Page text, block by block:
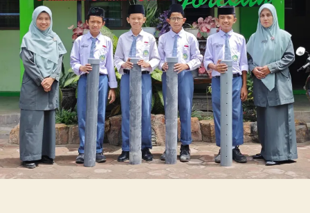
Melalui
Kegiatan
Penanaman
Biopori
untuk
Konservasi
Air